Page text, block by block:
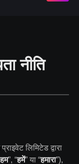
नीति
लिमिटेड द्वारा
हम”, “हमें” या “हमारा”),